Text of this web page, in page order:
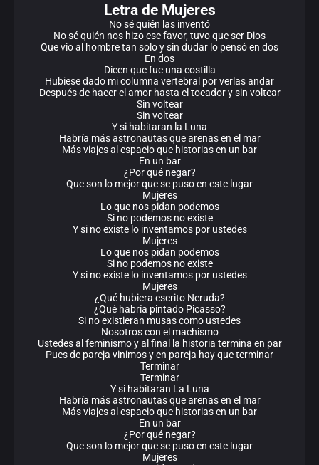
Letra de Mujeres
No sé quién las inventó
No sé quién nos hizo ese favor, tuvo que ser Dios
Que vio al hombre tan solo y sin dudar lo pensó en dos
En dos
Dicen que fue una costilla
Hubiese dado mi columna vertebral por verlas andar
Después de hacer el amor hasta el tocador y sin voltear
Sin voltear
Sin voltear
Y si habitaran la Luna
Habría más astronautas que arenas en el mar
Más viajes al espacio que historias en un bar
En un bar
¿Por qué negar?
Que son lo mejor que se puso en este lugar
Mujeres
Lo que nos pidan podemos
Si no podemos no existe
Y si no existe lo inventamos por ustedes
Mujeres
Lo que nos pidan podemos
Si no podemos no existe
Y si no existe lo inventamos por ustedes
Mujeres
¿Qué hubiera escrito Neruda?
¿Qué habría pintado Picasso?
Si no existieran musas como ustedes
Nosotros con el machismo
Ustedes al feminismo y al final la historia termina en par
Pues de pareja vinimos y en pareja hay que terminar
Terminar
Terminar
Y si habitaran La Luna
Habría más astronautas que arenas en el mar
Más viajes al espacio que historias en un bar
En un bar
¿Por qué negar?
Que son lo mejor que se puso en este lugar
Mujeres